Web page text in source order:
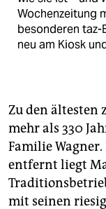
Wochenzeitung
besonderen taz-
neu am Kiosk
Zu den ältesten
mehr als 330
Familie
entfernt liegt
mit seinen